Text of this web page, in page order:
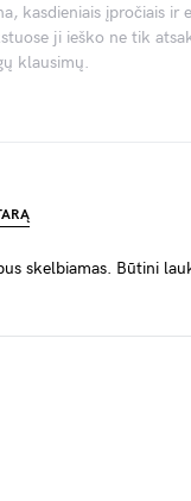
kasdieniais įpročiais ir
ji ieško ne tik
klausimų.
skelbiamas. Būtini